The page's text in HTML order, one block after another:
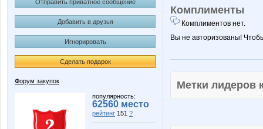
Отправить приватное сообщение
Добавить в друзья
Игнорировать
Сделать подарок
Форум закупок
популярность:
62560 место
рейтинг 151 ?
Комплименты
Комплиментов нет.
Вы не авторизованы!
Метки